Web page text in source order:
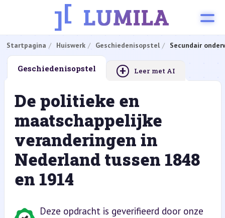
Startpagina Huiswerk Geschiedenisopstel Secundair
Geschiedenisopstel + Leer met AI
De politieke en
maatschappelijke
veranderingen in
Nederland tussen 1848
en 1914
Deze opdracht is geverifieerd door onze